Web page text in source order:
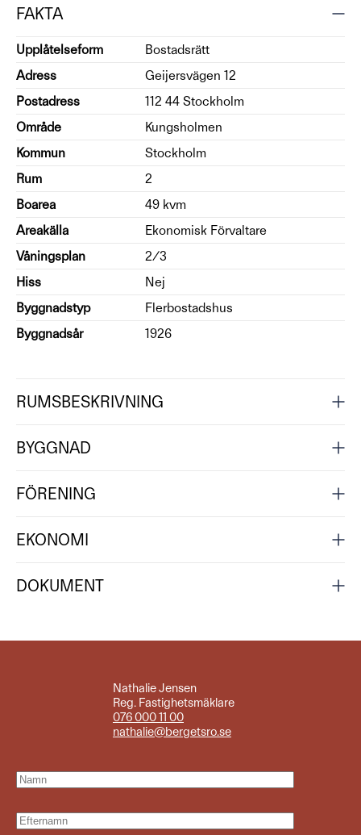
FAKTA
Upplåtelseform
Bostadsrätt
Adress
Geijersvägen 12
Postadress
112 44 Stockholm
Område
Kungsholmen
Kommun
Stockholm
Rum
2
Boarea
49 kvm
Areakälla
Ekonomisk Förvaltare
Våningsplan
2/3
Hiss
Nej
Byggnadstyp
Flerbostadshus
Byggnadsår
1926
RUMSBESKRIVNING
BYGGNAD
FÖRENING
EKONOMI
DOKUMENT
Nathalie Jensen
Reg. Fastighetsmäklare
076 000 11 00
nathalie@bergetsro.se